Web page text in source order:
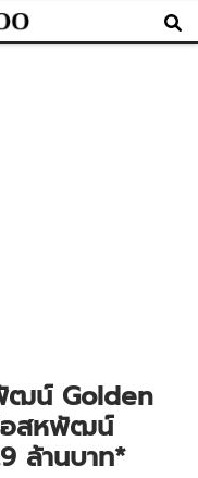
ฒน์ Golden
อสหพัฒน์
ล้านบาท*